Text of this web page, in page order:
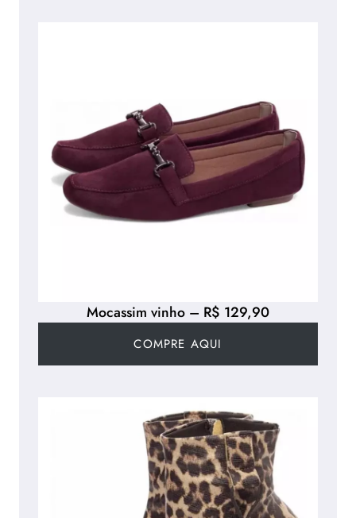
Mocassim vinho – R$ 129,90
COMPRE AQUI